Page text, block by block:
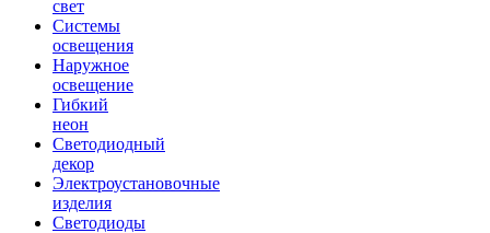
свет
Системы
освещения
Наружное
освещение
Гибкий
неон
Светодиодный
декор
Электроустановочные
изделия
Светодиоды